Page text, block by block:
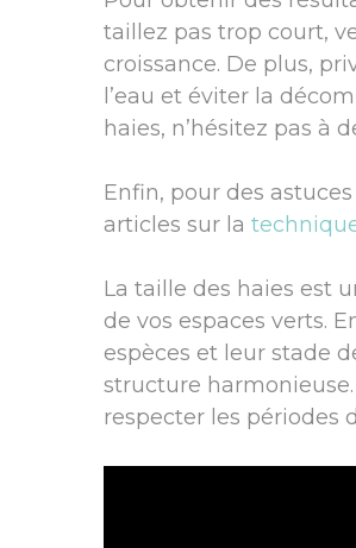
taillez pas trop court,
croissance. De plus,
l’eau et éviter la
haies, n’hésitez pas à
Enfin, pour des
articles sur la
La taille des haies est
de vos espaces verts.
espèces et leur stade
structure
respecter les périodes